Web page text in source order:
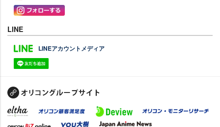
LINE
LINEアカウントメディア